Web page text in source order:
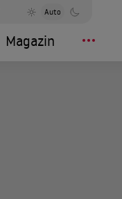
Auto
Magazin